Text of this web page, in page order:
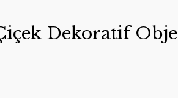
Dekoratif Obje